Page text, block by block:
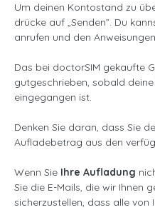
Um deinen Kontostand zu
drücke auf „Senden”. Du
anrufen und den
Das bei doctorSIM gekaufte
gutgeschrieben, sobald
eingegangen ist.
Denken Sie daran, dass Sie
Aufladebetrag aus den
Wenn Sie Ihre Aufladung
Sie die E-Mails, die wir Ihnen
sicherzustellen, dass alle von